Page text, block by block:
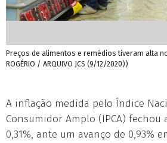
Preços de alimentos e remédios tiveram alta
ROGÉRIO / ARQUIVO JCS (9/12/2020))
A inflação medida pelo Índice
Consumidor Amplo (IPCA) fechou
0,31%, ante um avanço de 0,93%